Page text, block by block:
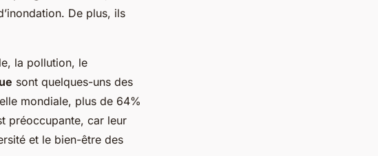
De plus, ils
la pollution, le
sont quelques-uns des
mondiale, plus de 64%
préoccupante, car leur
et le bien-être des